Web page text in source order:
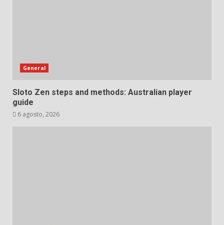
General
Sloto Zen steps and methods: Australian player
guide
6 agosto, 2026